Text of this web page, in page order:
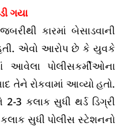
ગયા
કારમાં બેસાડવાની
એવો આરોપ છે કે યુવકે
આવેલા પોલીસકર્મીઓના
તેને રોકવામાં આવ્યો હતો.
2-3 કલાક સુધી થર્ડ ડિગ્રી
કલાક સુધી પોલીસ સ્ટેશનનો